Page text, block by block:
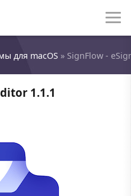
для macOS » SignFlow -
1.1.1